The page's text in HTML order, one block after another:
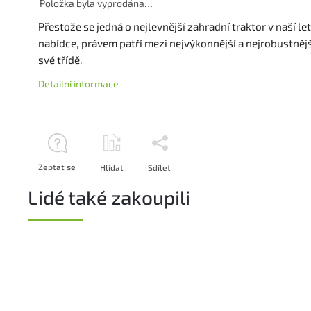
Položka byla vyprodána…
Přestože se jedná o nejlevnější zahradní traktor v naší
nabídce, právem patří mezi nejvýkonnější a
své třídě.
Detailní informace
Zeptat se Hlídat Sdílet
Lidé také zakoupili